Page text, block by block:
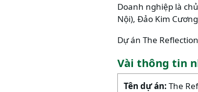
Doanh nghiệp là
Nội), Đảo Kim
Dự án The
Vài thông tin
Tên dự án: The